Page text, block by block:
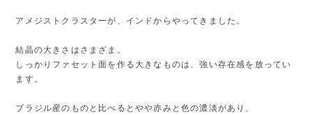
アメジストクラスターが、インドからやってきました。
結晶の大きさはさまざま。
しっかりファセット面を作る大きなものは、強い存在感を放ってい
ます。
ブラジル産のものと比べるとやや赤みと色の濃淡があり、